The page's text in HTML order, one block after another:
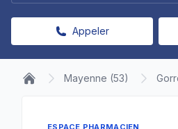
Appeler
Mayenne (53)
ESPACE PHARMACIEN